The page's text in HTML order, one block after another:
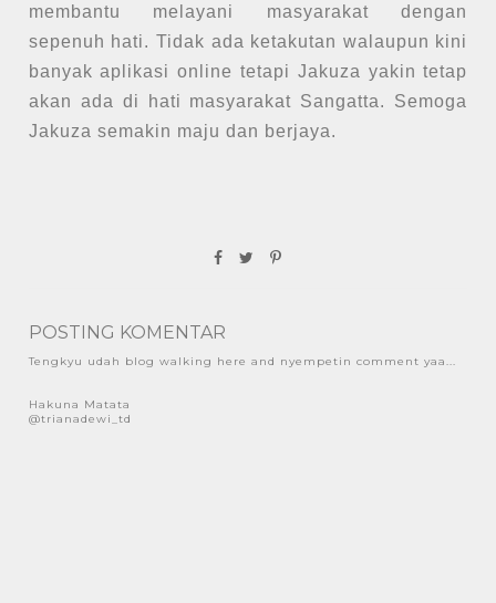
membantu melayani masyarakat dengan
sepenuh hati. Tidak ada ketakutan walaupun kini
banyak aplikasi online tetapi Jakuza yakin tetap
akan ada di hati masyarakat Sangatta. Semoga
Jakuza semakin maju dan berjaya.
POSTING KOMENTAR
Tengkyu udah blog walking here and nyempetin comment yaa...
Hakuna Matata
@trianadewi_td